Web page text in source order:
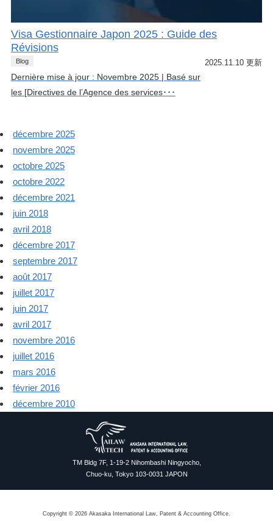
Visa Gestionnaire Japon 2025 : Guide des
Révisions
Blog 2025.11.10 更新
Dernière mise à jour : Novembre 2025 | Basé sur
les [Directives de l’Agence des services･･･
décembre 2025
novembre 2025
octobre 2025
octobre 2022
décembre 2021
juin 2018
avril 2018
décembre 2017
septembre 2017
août 2017
juillet 2017
juin 2017
avril 2017
novembre 2016
juillet 2016
mars 2016
février 2016
décembre 2010
TM Bldg 7F, 1-19-2 Nihombashi Ningyocho,
Chuo-ku, Tokyo 103-0031 JAPON
Copyright © 2026 Akasaka International Law, Patent & Accounting Office.